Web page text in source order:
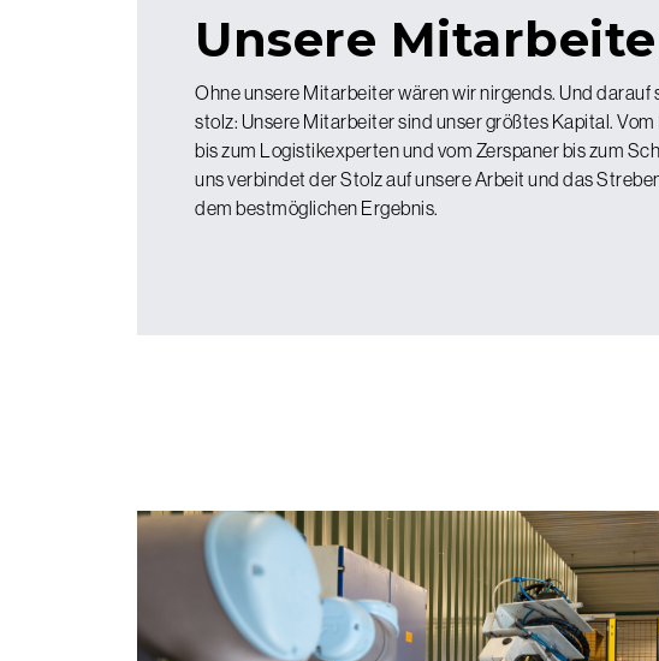
Unsere
Ohne unsere Mitarbeiter wären wir nirgends. Und darauf
stolz: Unsere Mitarbeiter sind unser größtes Kapital. Vom
bis zum Logistikexperten und vom Zerspaner bis zum
uns verbindet der Stolz auf unsere Arbeit und das
dem bestmöglichen Ergebnis.